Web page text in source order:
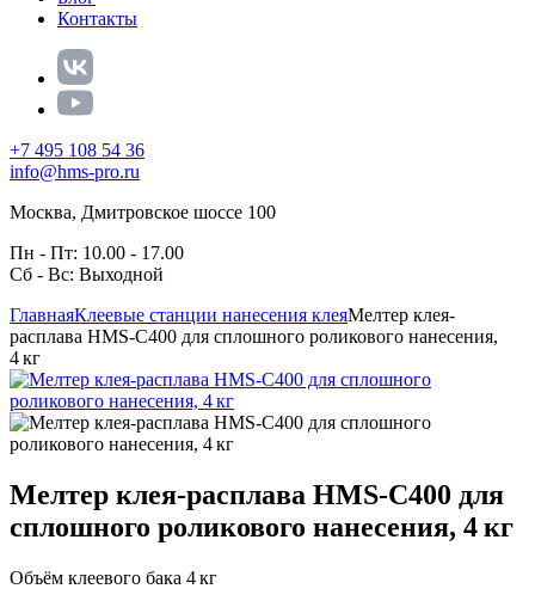
Контакты
+7 495 108 54 36
info@hms-pro.ru
Москва, Дмитровское шоссе 100
Пн - Пт: 10.00 - 17.00
Сб - Вс: Выходной
ГлавнаяКлеевые станции нанесения клеяМелтер клея-
расплава HMS-C400 для сплошного роликового нанесения,
4 кг
Мелтер клея-расплава HMS-C400 для
сплошного роликового нанесения, 4 кг
Объём клеевого бака 4 кг